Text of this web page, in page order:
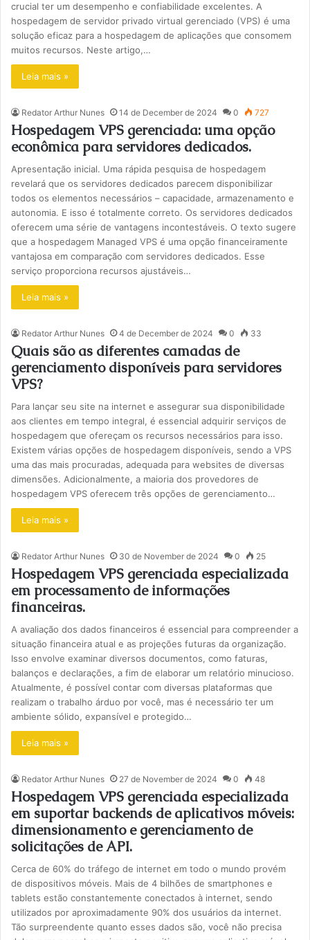
crucial ter um desempenho e confiabilidade excelentes. A
hospedagem de servidor privado virtual gerenciado (VPS) é uma
solução eficaz para a hospedagem de aplicações que consomem
muitos recursos. Neste artigo,…
Leia mais »
Redator Arthur Nunes 14 de December de 2024 0 727
Hospedagem VPS gerenciada: uma opção
econômica para servidores dedicados.
Apresentação inicial. Uma rápida pesquisa de hospedagem
revelará que os servidores dedicados parecem disponibilizar
todos os elementos necessários – capacidade, armazenamento e
autonomia. E isso é totalmente correto. Os servidores dedicados
oferecem uma série de vantagens incontestáveis. O texto sugere
que a hospedagem Managed VPS é uma opção financeiramente
vantajosa em comparação com servidores dedicados. Esse
serviço proporciona recursos ajustáveis…
Leia mais »
Redator Arthur Nunes 4 de December de 2024 0 33
Quais são as diferentes camadas de
gerenciamento disponíveis para servidores
VPS?
Para lançar seu site na internet e assegurar sua disponibilidade
aos clientes em tempo integral, é essencial adquirir serviços de
hospedagem que ofereçam os recursos necessários para isso.
Existem várias opções de hospedagem disponíveis, sendo a VPS
uma das mais procuradas, adequada para websites de diversas
dimensões. Adicionalmente, a maioria dos provedores de
hospedagem VPS oferecem três opções de gerenciamento…
Leia mais »
Redator Arthur Nunes 30 de November de 2024 0 25
Hospedagem VPS gerenciada especializada
em processamento de informações
financeiras.
A avaliação dos dados financeiros é essencial para compreender a
situação financeira atual e as projeções futuras da organização.
Isso envolve examinar diversos documentos, como faturas,
balanços e declarações, a fim de elaborar um relatório minucioso.
Atualmente, é possível contar com diversas plataformas que
realizam o trabalho árduo por você, mas é necessário ter um
ambiente sólido, expansível e protegido…
Leia mais »
Redator Arthur Nunes 27 de November de 2024 0 48
Hospedagem VPS gerenciada especializada
em suportar backends de aplicativos móveis:
dimensionamento e gerenciamento de
solicitações de API.
Cerca de 60% do tráfego de internet em todo o mundo provém
de dispositivos móveis. Mais de 4 bilhões de smartphones e
tablets estão constantemente conectados à internet, sendo
utilizados por aproximadamente 90% dos usuários da internet.
Tão surpreendente quanto esses dados são, você não precisa